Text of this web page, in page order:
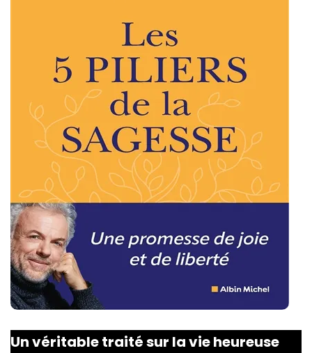
Un véritable traité sur la vie heureuse